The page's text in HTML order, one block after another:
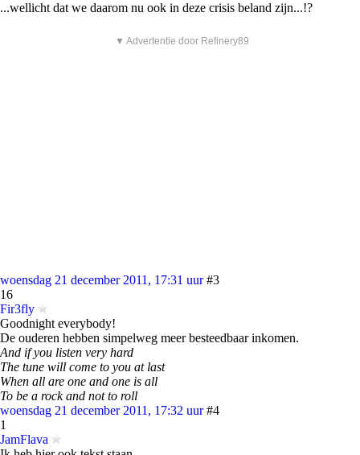
...wellicht dat we daarom nu ook in deze crisis beland zijn...!?
▼ Advertentie door Refinery89
woensdag 21 december 2011, 17:31 uur #3
16
Fir3fly
Goodnight everybody!
De ouderen hebben simpelweg meer besteedbaar inkomen.
And if you listen very hard
The tune will come to you at last
When all are one and one is all
To be a rock and not to roll
woensdag 21 december 2011, 17:32 uur #4
1
JamFlava